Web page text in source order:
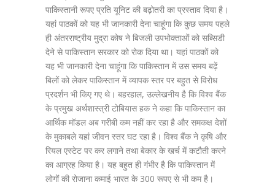
पाकिस्तानी रूपए प्रति यूनिट की बढ़ोतरी का प्रस्ताव दिया है।
यहां पाठकों को यह भी जानकारी देना चाहूंगा कि कुछ समय पहले
ही अंतरराष्ट्रीय मुद्रा कोष ने बिजली उपभोक्ताओं को सब्सिडी
देने से पाकिस्तान सरकार को रोक दिया था। यहां पाठकों को
यह भी जानकारी देना चाहूंगा कि पाकिस्तान में उस समय बढ़ें
बिलों को लेकर पाकिस्तान में व्यापक स्तर पर बहुत से विरोध
प्रदर्शन भी किए गए थे। बहरहाल, उल्लेखनीय है कि विश्व बैंक
के प्रमुख अर्थशास्त्री टोबियास हक ने कहा कि पाकिस्तान का
आर्थिक मॉडल अब गरीबी कम नहीं कर रहा है और समकक्ष देशों
के मुकाबले यहां जीवन स्तर घट रहा है। विश्व बैंक ने कृषि और
रियल एस्टेट पर कर लगाने तथा बेकार के खर्च में कटौती करने
का आग्रह किया है। यह बहुत ही गंभीर है कि पाकिस्तान में
लोगों की रोजाना कमाई भारत के 300 रूपए से भी कम है।